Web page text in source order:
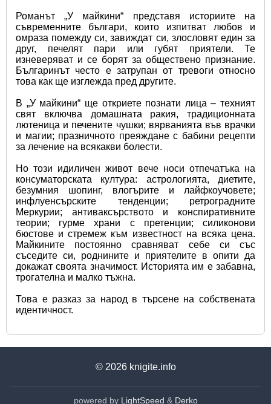
Романът „У майкини“ представя историите на
съвременните българи, които изпитват любов и
омраза помежду си, завиждат си, злословят един за
друг, печелят пари или губят приятели. Те
изневеряват и се борят за обществено признание.
Българинът често е затрупан от тревоги относно
това как ще изглежда пред другите.
В „У майкини“ ще откриете познати лица – техният
свят включва домашната ракия, традиционната
лютеница и печените чушки; вярванията във врачки
и магии; празничното преяждане с бабини рецепти
за лечение на всякакви болести.
Но този идиличен живот вече носи отпечатъка на
консуматорската култура: астрологията, диетите,
безумния шопинг, влогърите и лайфкоучовете;
инфлуенсърските тенденции; ретроградните
Меркурии; антиваксърството и конспиративните
теории; гурме храни с претенции; силиконови
бюстове и стремеж към известност на всяка цена.
Майкините постоянно сравняват себе си със
съседите си, роднините и приятелите в опити да
докажат своята значимост. Историята им е забавна,
трогателна и малко тъжна.
Това е разказ за народ в търсене на собствената
идентичност.
© 2026 knigite.info
powered by LightSpeed & Derko